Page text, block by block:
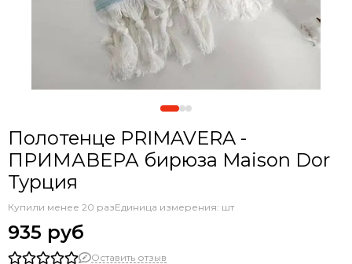
Полотенце PRIMAVERA -
ПРИМАВЕРА бирюза Maison Dor
Турция
Купили менее 20 разЕдиница измерения: шт
935 руб
Оставить отзыв